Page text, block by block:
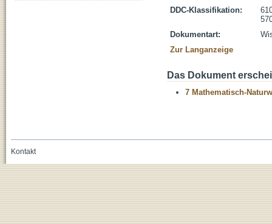
DDC-Klassifikation:
Dokumentart:
Zur Langanzeige
Das Dokument
7 Mathematisch-
Kontakt